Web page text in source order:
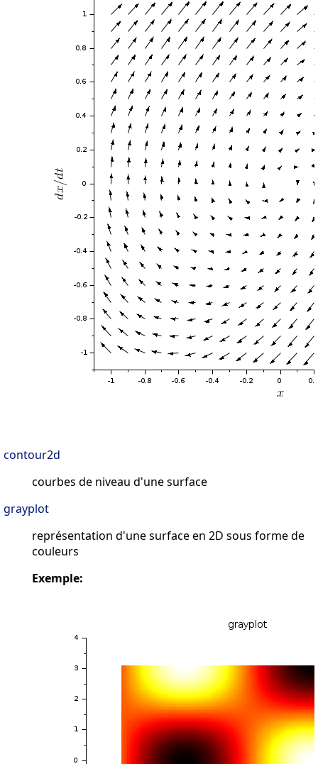
contour2d
courbes de niveau d'une surface
grayplot
représentation d'une surface en 2D sous forme de
couleurs
Exemple: